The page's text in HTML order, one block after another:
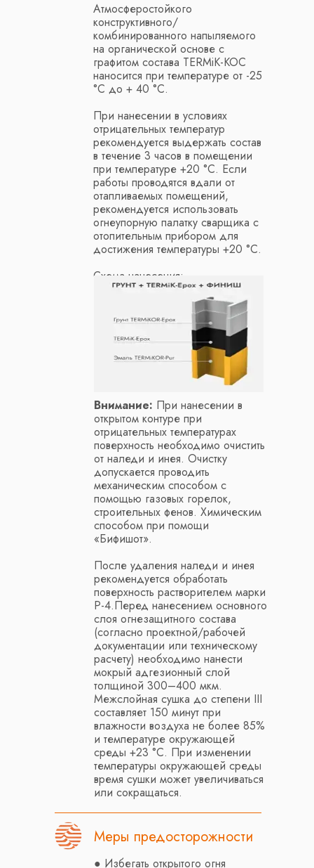
Меры предосторожности
Внимание: При нанесении в
открытом контуре при
отрицательных температурах
поверхность необходимо очистить
от наледи и инея. Очистку
допускается проводить
механическим способом с
помощью газовых горелок,
строительных фенов. Химическим
способом при помощи
«Бифишот».
После удаления наледи и инея
рекомендуется обработать
поверхность растворителем марки
Р-4.Перед нанесением основного
слоя огнезащитного состава
(согласно проектной/рабочей
документации или техническому
расчету) необходимо нанести
мокрый адгезионный слой
толщиной 300–400 мкм.
Межслойная сушка до степени III
составляет 150 минут при
влажности воздуха не более 85%
и температуре окружающей
среды +23 °C. При изменении
температуры окружающей среды
время сушки может увеличиваться
или сокращаться.
● Избегать открытого огня
Атмосферостойкого
конструктивного/
комбинированного напыляемого
на органической основе с
графитом состава TERMiK-KOC
наносится при температуре от -25
°C до + 40 °C.
При нанесении в условиях
отрицательных температур
рекомендуется выдержать состав
в течение 3 часов в помещении
при температуре +20 °C. Если
работы проводятся вдали от
отапливаемых помещений,
рекомендуется использовать
огнеупорную палатку сварщика с
отопительным прибором для
достижения температуры +20 °C.
Схема нанесения: